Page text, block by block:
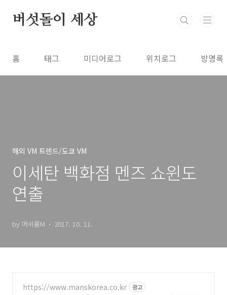
버섯돌이 세상
홈 태그 미디어로그 위치로그 방명록
해외 VM 트렌드/도쿄 VM
이세탄 백화점 멘즈 쇼윈도
연출
by 머쉬룸M 2017. 10. 11.
https://www.manskorea.co.kr 광고